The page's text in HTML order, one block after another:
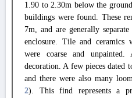
1.90 to 2.30m below the
buildings were found. These
7m, and are generally
enclosure. Tile and ceramics
were coarse and
decoration. A few pieces dated
and there were also many
2). This find represents a